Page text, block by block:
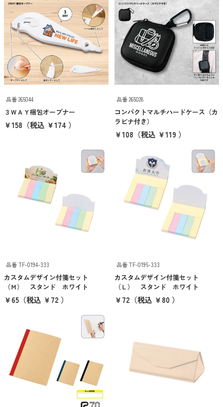
タンブラー・ボトル
衛生用品
美容・コスメ・メディカル
巾着・ポーチ
傘・雨具
PC・スマホグッズ
文具・ステーショナリー
時計・カレンダー
涼感グッズ・うちわ
防災・防犯グッズ
アウトドア・旅行・レジャー
キーホルダ
バスグッズ
お掃除グッズ
グルメ・食品
品番 265044
３ＷＡＹ梱包オープナー
￥158 （税込 ￥174 ）
品番 265028
コンパクトマルチハードケース（カ
ラビナ付き）
￥108 （税込 ￥119 ）
品番 TF-0194-333
カスタムデザイン付箋セット
（Ｍ） スタンド ホワイト
￥65 （税込 ￥72 ）
品番 TF-0195-333
カスタムデザイン付箋セット
（Ｌ） スタンド ホワイト
￥72 （税込 ￥80 ）